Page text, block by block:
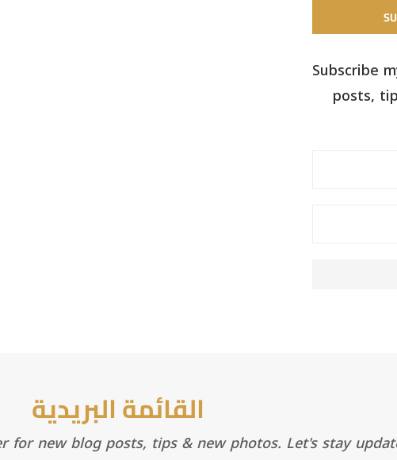
Subscribe
posts,
القائمة البريدية
for new blog posts, tips & new photos. Let's stay